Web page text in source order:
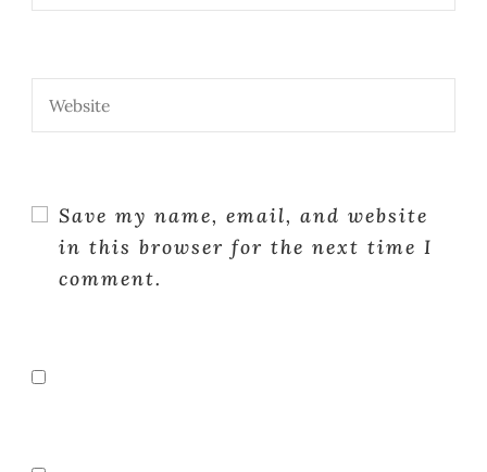
Save my name, email, and website
in this browser for the next time I
comment.